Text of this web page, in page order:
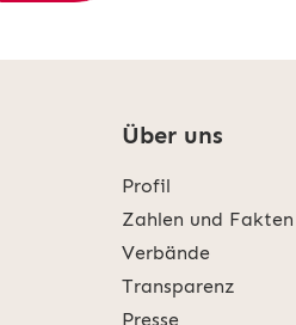
Über uns
Profil
Zahlen und Fakten
Verbände
Transparenz
Presse